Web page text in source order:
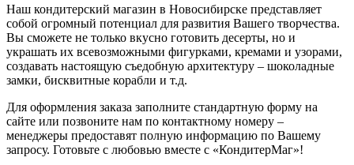
Наш кондитерский магазин в Новосибирске представляет
собой огромный потенциал для развития Вашего творчества.
Вы сможете не только вкусно готовить десерты, но и
украшать их всевозможными фигурками, кремами и узорами,
создавать настоящую съедобную архитектуру – шоколадные
замки, бисквитные корабли и т.д.
Для оформления заказа заполните стандартную форму на
сайте или позвоните нам по контактному номеру –
менеджеры предоставят полную информацию по Вашему
запросу. Готовьте с любовью вместе с «КондитерМаг»!